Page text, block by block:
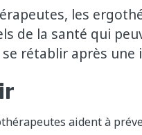
les
de la santé qui
se rétablir après
aident à